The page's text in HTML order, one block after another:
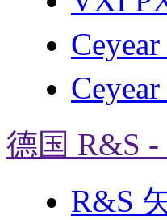
德国 R&S
R&S